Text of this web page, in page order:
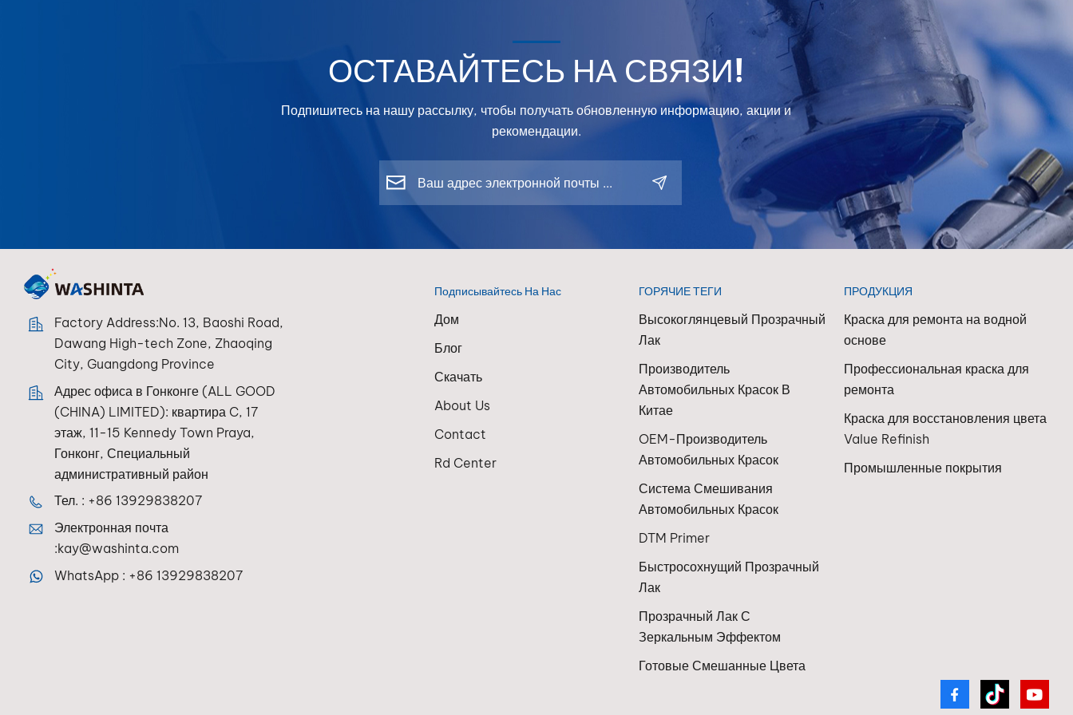
WISETONE PLUS
включает более
100 000 цветовых
формул,
охватывающих
следующие
категории: Легковые
автомобили от
мировых
брендов Китайские
отечественные
расширяют свою
рубежом Автомобили
внутреннего
сгорания и
автомобили на
новых источниках
гибриды) По мере
того, как китайские
автомобили
Юго-Восточной
Азии, Ближнего
Латинской
Америки и
Восточной
Европы, многие
сталкиваются с
ОСТАВАЙТЕСЬ НА СВЯЗИ!
Подпишитесь на нашу рассылку, чтобы получать обновленную информацию, акции и
рекомендации.
Factory Address:No. 13, Baoshi Road,
Dawang High-tech Zone, Zhaoqing
City, Guangdong Province
Адрес офиса в Гонконге (ALL GOOD
(CHINA) LIMITED): квартира C, 17
этаж, 11-15 Kennedy Town Praya,
Гонконг, Специальный
административный район
Тел. : +86 13929838207
Электронная почта
:kay@washinta.com
WhatsApp : +86 13929838207
ПРОДУКЦИЯ
Краска для ремонта на водной
основе
Профессиональная краска для
ремонта
Краска для восстановления цвета
Value Refinish
Промышленные покрытия
ГОРЯЧИЕ ТЕГИ
Высокоглянцевый Прозрачный
Лак
Производитель
Автомобильных Красок В
Китае
OEM-Производитель
Автомобильных Красок
Система Смешивания
Автомобильных Красок
DTM Primer
Быстросохнущий Прозрачный
Лак
Прозрачный Лак С
Зеркальным Эффектом
Готовые Смешанные Цвета
Подписывайтесь На Нас
Дом
Блог
Скачать
About Us
Contact
Rd Center